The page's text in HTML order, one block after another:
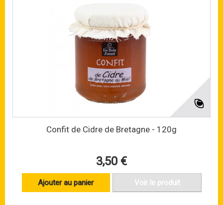
Confit de Cidre de Bretagne - 120g
3,50 €
Ajouter au panier Voir le produit